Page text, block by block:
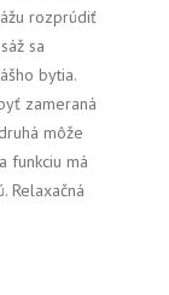
rozprúdiť
sa
bytia.
zameraná
môže
funkciu má
Relaxačná